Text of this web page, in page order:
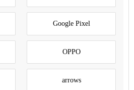
Google Pixel
OPPO
arrows